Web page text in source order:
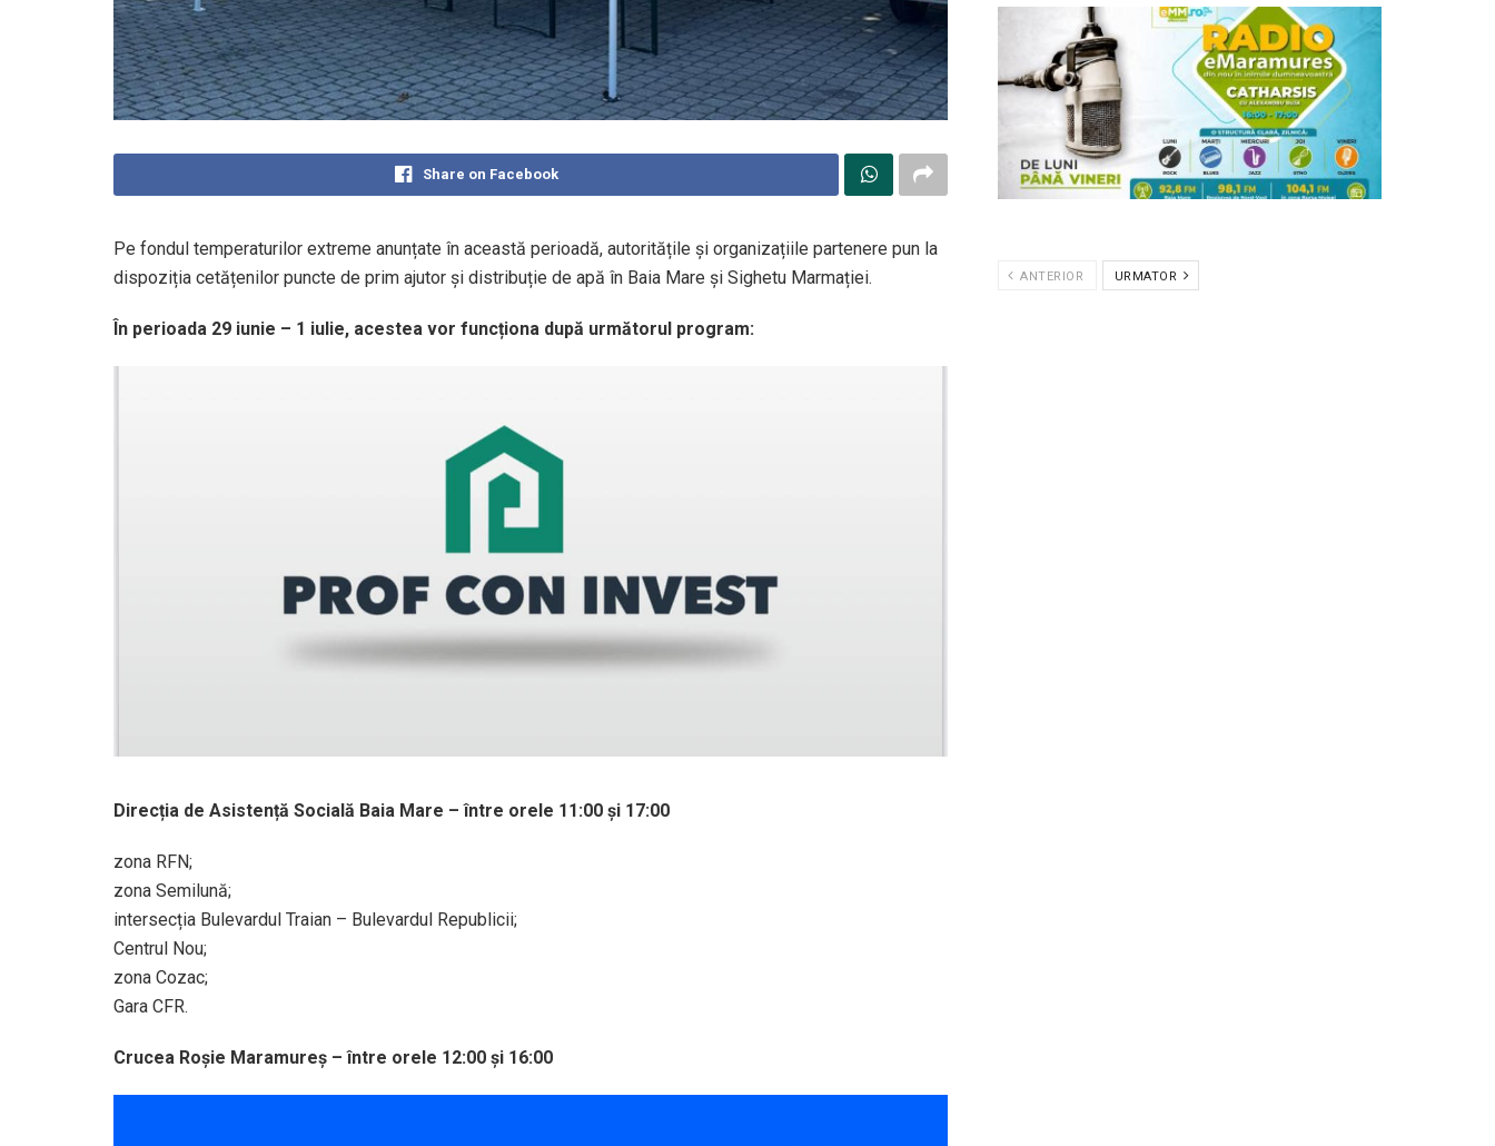
Share on Facebook
Pe fondul temperaturilor extreme anunțate în această perioadă, autoritățile și organizațiile partenere pun la
dispoziția cetățenilor puncte de prim ajutor și distribuție de apă în Baia Mare și Sighetu Marmației.
În perioada 29 iunie – 1 iulie, acestea vor funcționa după următorul program:
Direcția de Asistență Socială Baia Mare – între orele 11:00 și 17:00
zona RFN;
zona Semilună;
intersecția Bulevardul Traian – Bulevardul Republicii;
Centrul Nou;
zona Cozac;
Gara CFR.
Crucea Roșie Maramureș – între orele 12:00 și 16:00
ANTERIOR URMATOR